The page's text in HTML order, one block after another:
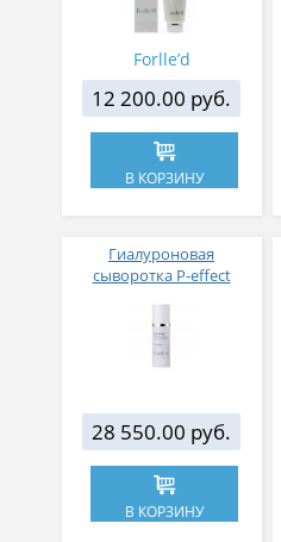
Forlle’d
12 200.00 руб.
В КОРЗИНУ
Гиалуроновая
сыворотка P-effect
28 550.00 руб.
В КОРЗИНУ